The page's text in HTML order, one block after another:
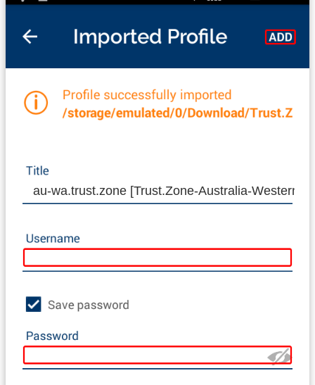
au-wa.trust.zone [Trust.Zone-Australia-Western-